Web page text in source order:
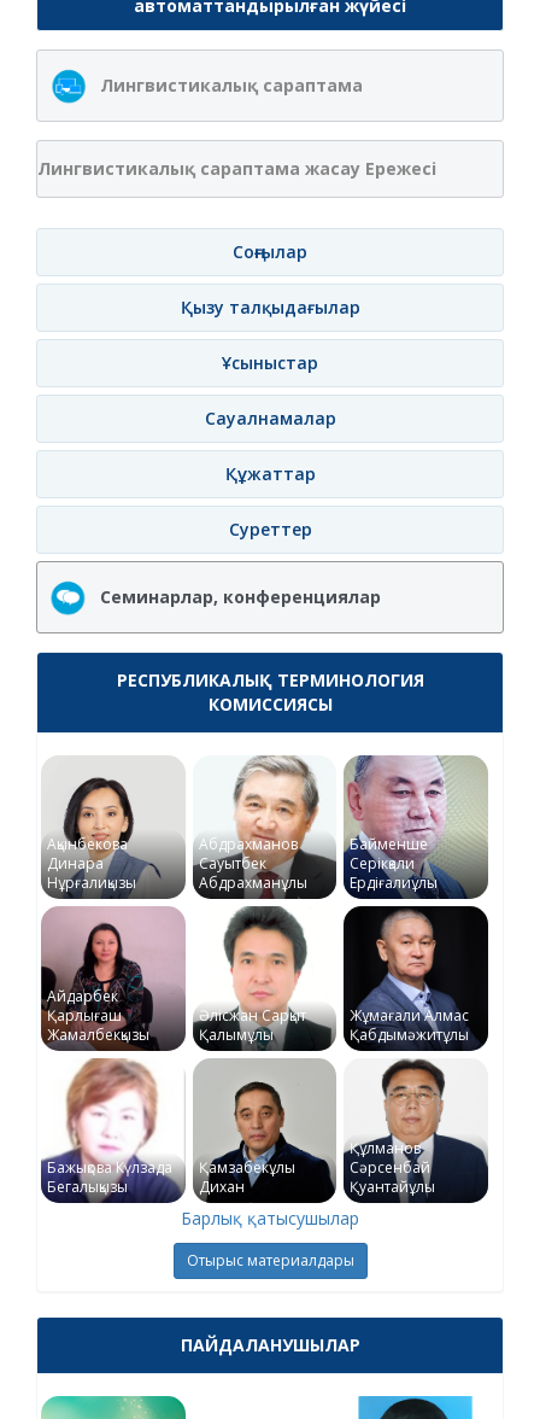
автоматтандырылған жүйесі
Лингвистикалық сараптама
Лингвистикалық сараптама жасау Ережесі
Соңғылар
Қызу талқыдағылар
Ұсыныстар
Сауалнамалар
Құжаттар
Суреттер
Семинарлар, конференциялар
РЕСПУБЛИКАЛЫҚ ТЕРМИНОЛОГИЯ
КОМИССИЯСЫ
Ақынбекова
Динара
Нұрғалиқызы
Абдрахманов
Сауытбек
Абдрахманұлы
Байменше
Серікқали
Ердіғалиұлы
Айдарбек
Қарлығаш
Жамалбекқызы
Әлісжан Сарқыт
Қалымұлы
Жұмағали Алмас
Қабдымәжитұлы
Бажықова Күлзада
Бегалықызы
Қамзабекұлы
Дихан
Құлманов
Сәрсенбай
Қуантайұлы
Барлық қатысушылар
Отырыс материалдары
ПАЙДАЛАНУШЫЛАР